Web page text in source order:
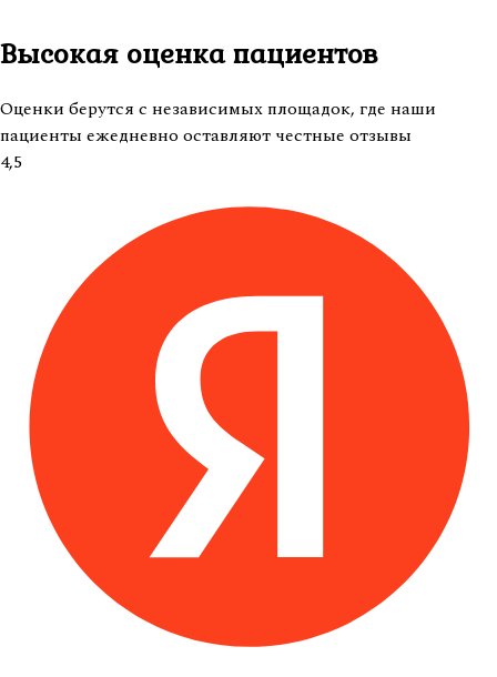
Высокая оценкапациентов
Оценки берутся с независимых площадок, где наши
пациенты ежедневно оставляют честные отзывы
4,5